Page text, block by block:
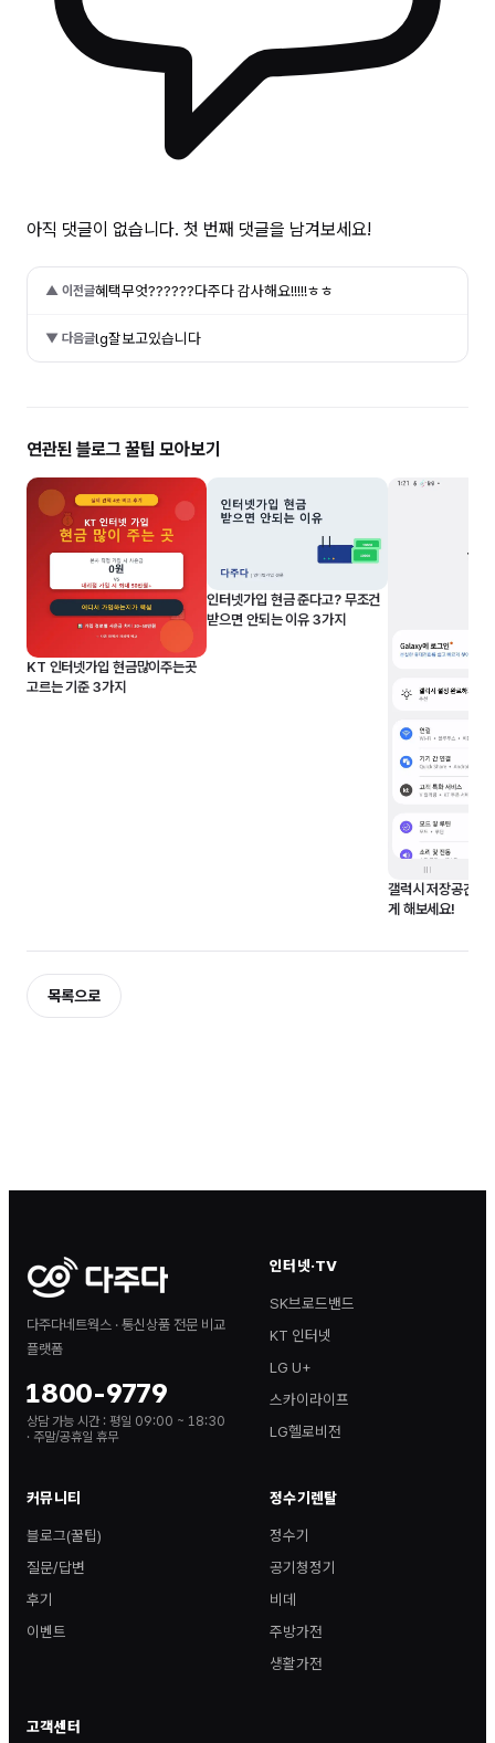
아직 댓글이 없습니다. 첫 번째 댓글을 남겨보세요!
▲ 이전글혜택무엇??????다주다 감사해요!!!!!ㅎㅎ
▼ 다음글lg잘보고있습니다
연관된 블로그 꿀팁 모아보기
KT 인터넷가입 현금많이주는곳
고르는 기준 3가지
인터넷가입 현금 준다고? 무조건
받으면 안되는 이유 3가지
갤럭시 저장공간 부
게 해보세요!
목록으로
다주다네트웍스 · 통신상품 전문 비교
플랫폼
1800-9779
상담 가능 시간 : 평일 09:00 ~ 18:30
· 주말/공휴일 휴무
인터넷·TV
SK브로드밴드
KT 인터넷
LG U+
스카이라이프
LG헬로비전
커뮤니티
블로그(꿀팁)
질문/답변
후기
이벤트
정수기렌탈
정수기
공기청정기
비데
주방가전
생활가전
고객센터